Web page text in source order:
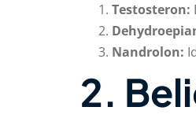
Testosteron:
Nandrolon:
2.